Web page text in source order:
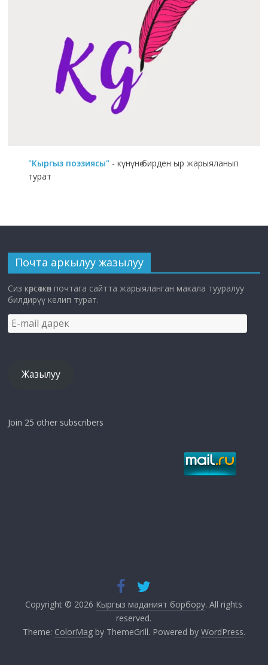
"Кыргыз поэзиясы" - күнүнө бирден ыр жарыяланып
турат
Почта аркылуу жазылуу
Сиз көрсөткөн почтага сайтта жарыяланган макала тууралуу
билдирүү келип турат.
E-
mail
Жазылуу
Join 25 other subscribers
Copyright © 2026 Кыргыз маданият борбору. All rights
reserved.
Theme: ColorMagby ThemeGrill. Powered by WordPress.